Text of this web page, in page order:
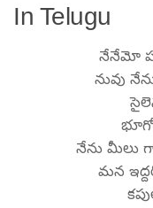
In Telugu
నేనేమో
నువు
నేను మీలు
మన